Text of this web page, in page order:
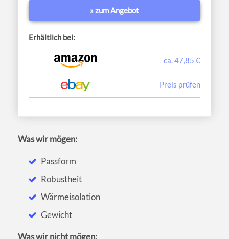
» zum Angebot
Erhältlich bei:
ca. 47,85 €
Preis prüfen
Was wir mögen:
Passform
Robustheit
Wärmeisolation
Gewicht
Was wir nicht mögen: